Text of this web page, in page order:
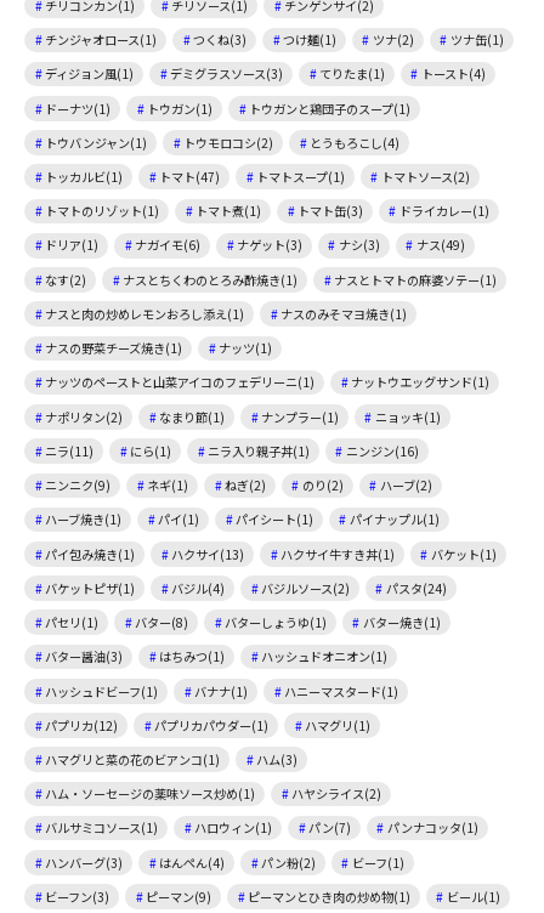
チリコンカン(1)
チリソース(1)
チンゲンサイ(2)
チンジャオロース(1)
つくね(3) つけ麺(1) ツナ(2)
ツナ缶(1)
ディジョン風(1)
デミグラスソース(3) てりたま(1)
トースト(4)
ドーナツ(1)
トウガン(1)
トウガンと鶏団子のスープ(1)
トウバンジャン(1)
トウモロコシ(2)
とうもろこし(4)
トッカルビ(1)
トマト(47) トマトスープ(1)
トマトソース(2)
トマトのリゾット(1)
トマト煮(1) トマト缶(3)
ドライカレー(1)
ドリア(1)
ナガイモ(6) ナゲット(3) ナシ(3)
ナス(49)
なす(2)
ナスとちくわのとろみ酢焼き(1)
ナスとトマトの麻婆ソテー(1)
ナスと肉の炒めレモンおろし添え(1)
ナスのみそマヨ焼き(1)
ナスの野菜チーズ焼き(1)
ナッツ(1)
ナッツのペーストと山菜アイコのフェデリーニ(1)
ナットウエッグサンド(1)
ナポリタン(2)
なまり節(1) ナンプラー(1)
ニョッキ(1)
ニラ(11)
にら(1) ニラ入り親子丼(1)
ニンジン(16)
ニンニク(9)
ネギ(1) ねぎ(2) のり(2)
ハーブ(2)
ハーブ焼き(1)
パイ(1) パイシート(1)
パイナップル(1)
パイ包み焼き(1)
ハクサイ(13) ハクサイ牛すき丼(1)
バケット(1)
バケットピザ(1)
バジル(4) バジルソース(2)
パスタ(24)
パセリ(1)
バター(8) バターしょうゆ(1)
バター焼き(1)
バター醤油(3)
はちみつ(1)
ハッシュドオニオン(1)
ハッシュドビーフ(1)
バナナ(1)
ハニーマスタード(1)
パプリカ(12)
パプリカパウダー(1)
ハマグリ(1)
ハマグリと菜の花のビアンコ(1)
ハム(3)
ハム・ソーセージの薬味ソース炒め(1)
ハヤシライス(2)
バルサミコソース(1)
ハロウィン(1) パン(7)
パンナコッタ(1)
ハンバーグ(3)
はんぺん(4) パン粉(2)
ビーフ(1)
ビーフン(3)
ピーマン(9) ピーマンとひき肉の炒め物(1)
ビール(1)